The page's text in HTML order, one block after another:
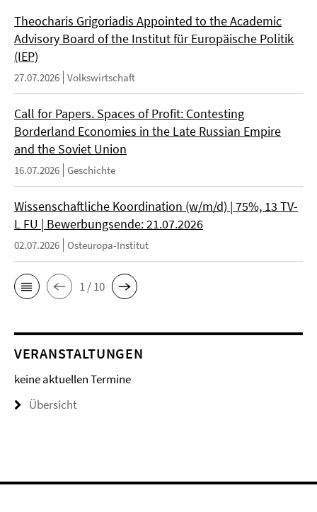
Theocharis Grigoriadis Appointed to the Academic
Advisory Board of the Institut für Europäische Politik
(IEP)
27.07.2026 Volkswirtschaft
Call for Papers. Spaces of Profit: Contesting
Borderland Economies in the Late Russian Empire
and the Soviet Union
16.07.2026 Geschichte
Wissenschaftliche Koordination (w/m/d) | 75%, 13 TV-
L FU | Bewerbungsende: 21.07.2026
02.07.2026 Osteuropa-Institut
1 / 10
VERANSTALTUNGEN
keine aktuellen Termine
Übersicht